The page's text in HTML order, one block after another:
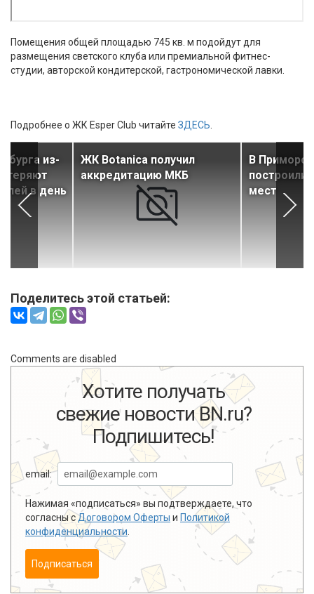
Помещения общей площадью 745 кв. м подойдут для
размещения светского клуба или премиальной фитнес-
студии, авторской кондитерской, гастрономической лавки.
Подробнее о ЖК Esper Club читайте ЗДЕСЬ
из-
теряют
в день
ЖК Botanica получил
аккредитацию МКБ
В
построили
мест
Поделитесь этой статьей:
Comments are disabled
Хотите получать
свежие новости BN.ru?
Подпишитесь!
email:
Нажимая «подписаться» вы подтверждаете, что
согласны сДоговором Оферты и Политикой
конфиденциальности
Подписаться